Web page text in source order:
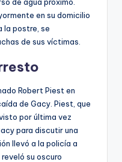
en su domicilio
la postre, se
de sus víctimas.
Robert Piest en
de Gacy. Piest, que
por última vez
para discutir una
llevó a la policía a
su oscuro